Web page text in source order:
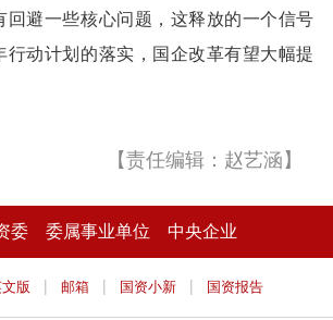
回避一些核心问题，这释放的一个信号
行动计划的落实，国企改革有望大幅提
【责任编辑：赵艺涵】
委 委属事业单位 中央企业
版 | 邮箱 | 国资小新 | 国资报告